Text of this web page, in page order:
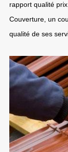
rapport qualité
Couverture, un
qualité de ses